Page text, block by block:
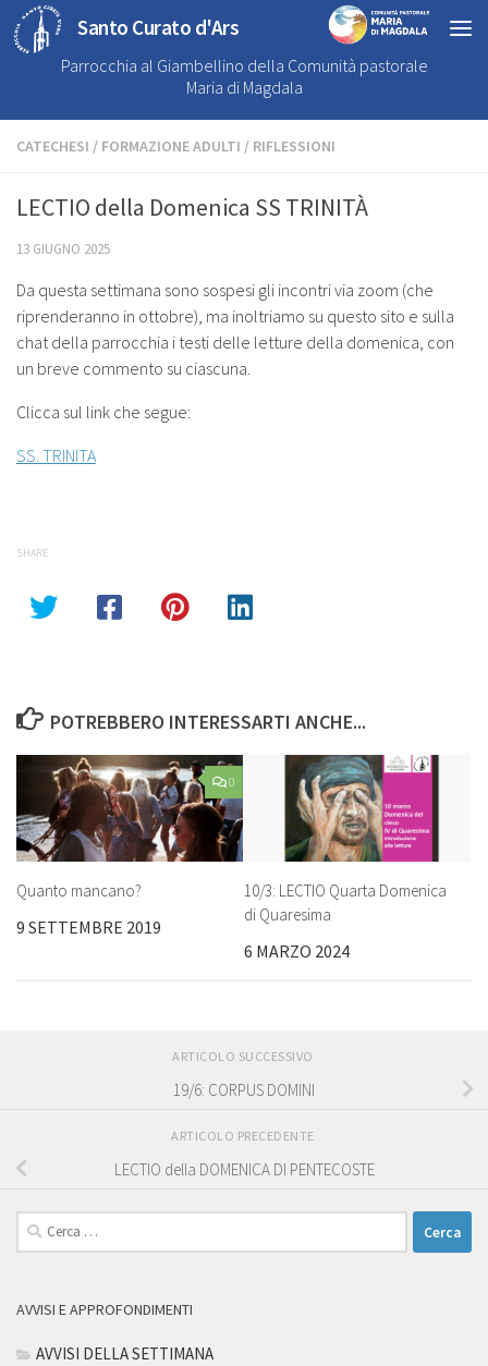
Santo Curato d'Ars
Parrocchia al Giambellino della Comunità pastorale
Maria di Magdala
CATECHESI / FORMAZIONE ADULTI / RIFLESSIONI
LECTIO della Domenica SS TRINITÀ
13 GIUGNO 2025
Da questa settimana sono sospesi gli incontri via zoom (che
riprenderanno in ottobre), ma inoltriamo su questo sito e sulla
chat della parrocchia i testi delle letture della domenica, con
un breve commento su ciascuna.
Clicca sul link che segue:
SS. TRINITA
SHARE
POTREBBERO INTERESSARTI ANCHE...
0
Quanto mancano?
9 SETTEMBRE 2019
10/3: LECTIO Quarta Domenica
di Quaresima
6 MARZO 2024
ARTICOLO SUCCESSIVO
19/6: CORPUS DOMINI
ARTICOLO PRECEDENTE
LECTIO della DOMENICA DI PENTECOSTE
Ricerca
per:
AVVISI E APPROFONDIMENTI
AVVISI DELLA SETTIMANA